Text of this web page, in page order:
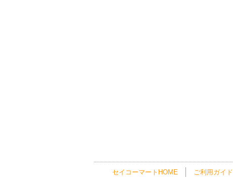
セイコーマートHOME ご利用ガイド